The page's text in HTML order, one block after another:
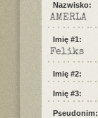
Nazwisko:
AMERLA
Imię #1:
Feliks
Imię #2:
Imię #3:
Pseudonim: